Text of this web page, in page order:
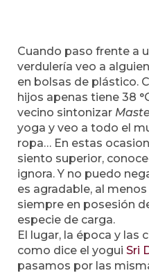
Cuando paso frente a
verdulería veo a
en bolsas de plástico.
hijos apenas tiene 38
vecino sintonizar
yoga y veo a todo el
ropa… En estas
siento superior,
ignora. Y no puedo
es agradable, al
siempre en posesión
especie de carga.
El lugar, la época y las
como dice el yogui Sri
pasamos por las